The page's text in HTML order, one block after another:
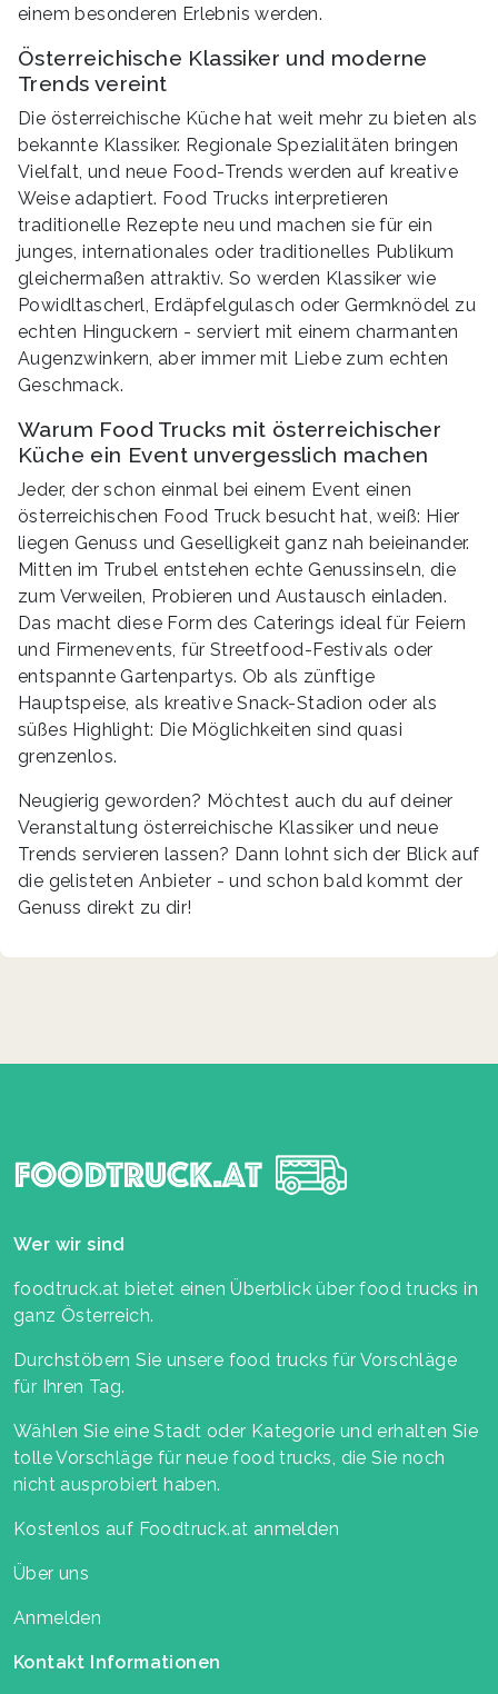
einem besonderen Erlebnis werden.
Österreichische Klassiker und moderne
Trends vereint
Die österreichische Küche hat weit mehr zu bieten als
bekannte Klassiker. Regionale Spezialitäten bringen
Vielfalt, und neue Food-Trends werden auf kreative
Weise adaptiert. Food Trucks interpretieren
traditionelle Rezepte neu und machen sie für ein
junges, internationales oder traditionelles Publikum
gleichermaßen attraktiv. So werden Klassiker wie
Powidltascherl, Erdäpfelgulasch oder Germknödel zu
echten Hinguckern - serviert mit einem charmanten
Augenzwinkern, aber immer mit Liebe zum echten
Geschmack.
Warum Food Trucks mit österreichischer
Küche ein Event unvergesslich machen
Jeder, der schon einmal bei einem Event einen
österreichischen Food Truck besucht hat, weiß: Hier
liegen Genuss und Geselligkeit ganz nah beieinander.
Mitten im Trubel entstehen echte Genussinseln, die
zum Verweilen, Probieren und Austausch einladen.
Das macht diese Form des Caterings ideal für Feiern
und Firmenevents, für Streetfood-Festivals oder
entspannte Gartenpartys. Ob als zünftige
Hauptspeise, als kreative Snack-Stadion oder als
süßes Highlight: Die Möglichkeiten sind quasi
grenzenlos.
Neugierig geworden? Möchtest auch du auf deiner
Veranstaltung österreichische Klassiker und neue
Trends servieren lassen? Dann lohnt sich der Blick auf
die gelisteten Anbieter - und schon bald kommt der
Genuss direkt zu dir!
Wer wir sind
foodtruck.at bietet einen Überblick über food trucks in
ganz Österreich.
Durchstöbern Sie unsere food trucks für Vorschläge
für Ihren Tag.
Wählen Sie eine Stadt oder Kategorie und erhalten Sie
tolle Vorschläge für neue food trucks, die Sie noch
nicht ausprobiert haben.
Kostenlos auf Foodtruck.at anmelden
Über uns
Anmelden
Kontakt Informationen